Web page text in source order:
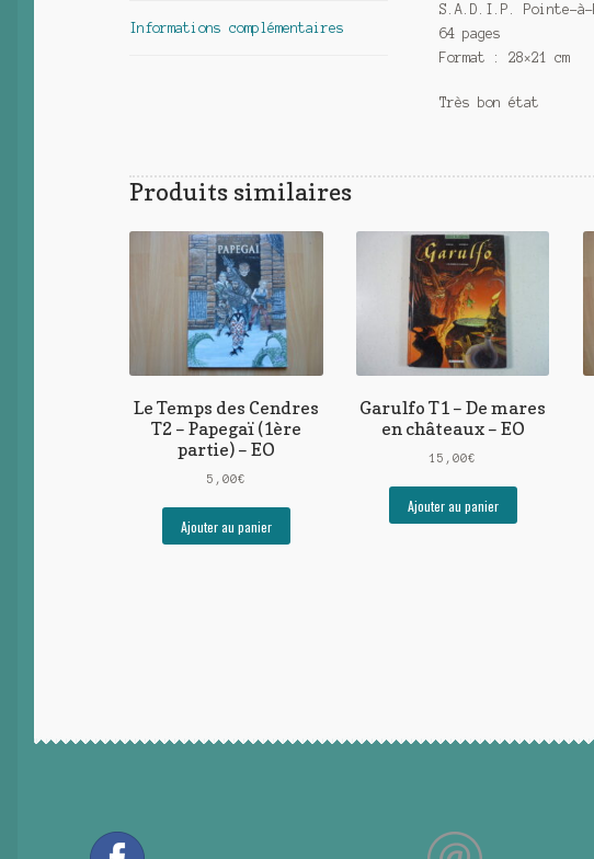
Informations complémentaires
S.A.D.I.P. Pointe-
64 pages
Format : 28×21 cm
Très bon état
Produits similaires
Le Temps des Cendres
T2 – Papegaï (1ère
partie) – EO
5,00€
Ajouter au panier
Garulfo T1 – De mares
en châteaux – EO
15,00€
Ajouter au panier